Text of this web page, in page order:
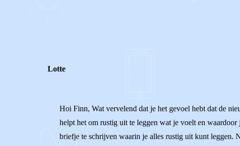
Lotte
Hoi Finn, Wat vervelend dat je het gevoel hebt dat de
helpt het om rustig uit te leggen wat je voelt en
briefje te schrijven waarin je alles rustig uit kunt leggen.